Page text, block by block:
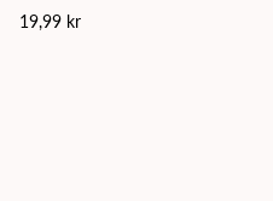
Regular
19,99 kr